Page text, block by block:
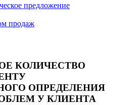
предложение
продаж
КОЛИЧЕСТВО
ОПРЕДЕЛЕНИЯ
У КЛИЕНТА